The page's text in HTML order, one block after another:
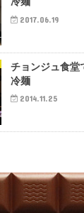
2017.06.19
チョンジュ食堂
冷麺
2014.11.25